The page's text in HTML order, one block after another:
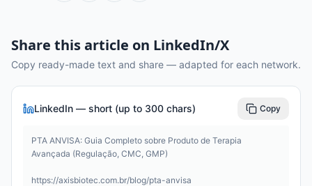
Share this article on LinkedIn/X
Copy ready-made text and share — adapted for each network.
LinkedIn — short (up to 300 chars) Copy
PTA ANVISA: Guia Completo sobre Produto de Terapia
Avançada (Regulação, CMC, GMP)
https://axisbiotec.com.br/blog/pta-anvisa